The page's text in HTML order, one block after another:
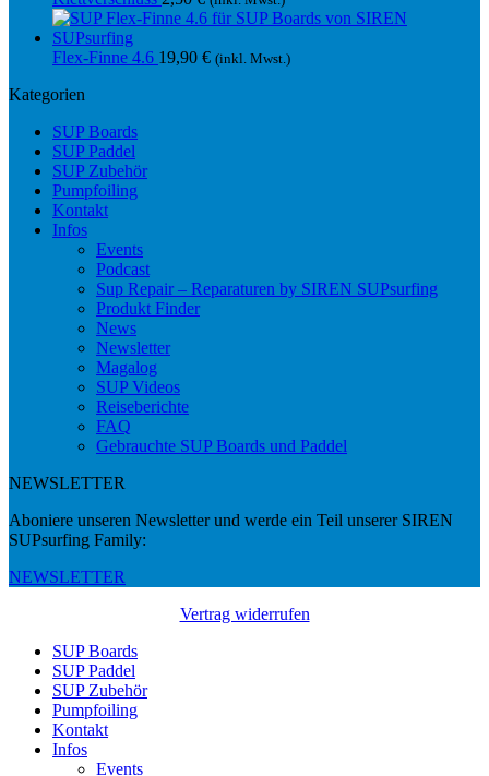
Flex-Finne 4.6 19,90 € (inkl. Mwst.)
Kategorien
SUP Boards
SUP Paddel
SUP Zubehör
Pumpfoiling
Kontakt
Infos
Events
Podcast
Sup Repair – Reparaturen by SIREN SUPsurfing
Produkt Finder
News
Newsletter
Magalog
SUP Videos
Reiseberichte
FAQ
Gebrauchte SUP Boards und Paddel
NEWSLETTER
Aboniere unseren Newsletter und werde ein Teil unserer SIREN
SUPsurfing Family:
NEWSLETTER
Vertrag widerrufen
SUP Boards
SUP Paddel
SUP Zubehör
Pumpfoiling
Kontakt
Infos
Events